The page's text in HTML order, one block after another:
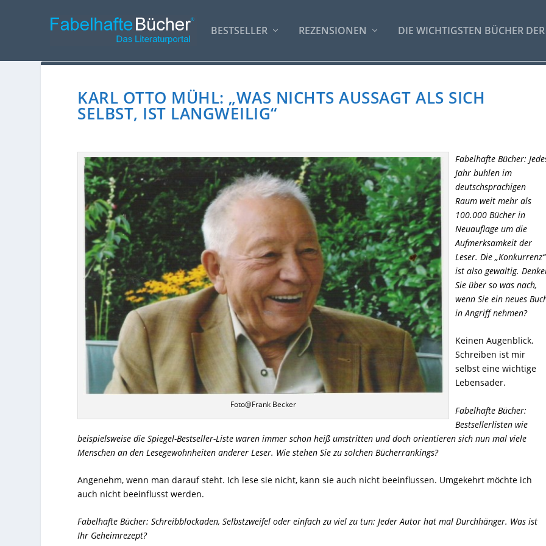
BESTSELLER REZENSIONEN DIE WICHTIGSTEN BÜCHER
KARL OTTO MÜHL: „WAS NICHTS AUSSAGT ALS SICH
SELBST, IST LANGWEILIG“
Foto@Frank Becker
Fabelhafte Bücher:
Jahr buhlen im
deutschsprachigen
Raum weit mehr als
100.000 Bücher in
Neuauflage um die
Aufmerksamkeit der
Leser. Die „Konkurrenz“
ist also gewaltig.
Sie über so was nach,
wenn Sie ein neues
in Angriff nehmen?
Keinen Augenblick.
Schreiben ist mir
selbst eine wichtige
Lebensader.
Fabelhafte Bücher:
Bestsellerlisten wie
beispielsweise die Spiegel-Bestseller-Liste waren immer schon heiß umstritten und doch orientieren sich nun mal viele
Menschen an den Lesegewohnheiten anderer Leser. Wie stehen Sie zu solchen Bücherrankings?
Angenehm, wenn man darauf steht. Ich lese sie nicht, kann sie auch nicht beeinflussen. Umgekehrt möchte ich
auch nicht beeinflusst werden.
Fabelhafte Bücher: Schreibblockaden, Selbstzweifel oder einfach zu viel zu tun: Jeder Autor hat mal Durchhänger. Was ist
Ihr Geheimrezept?